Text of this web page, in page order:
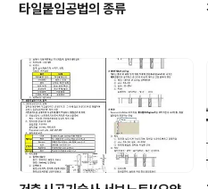
타일붙임공법의 종류